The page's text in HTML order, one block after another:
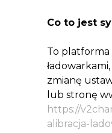
Co to jest
To platforma
zmianę
lub stronę
https://
alibracja-